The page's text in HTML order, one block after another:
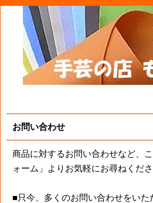
お問い合わせ
商品に対するお問い合わせなど、
ォーム」よりお気軽にお尋ねくださ
■只今、多くのお問い合わせをいた